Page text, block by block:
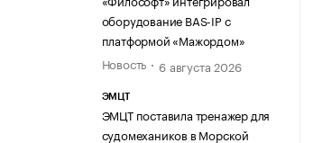
оборудование BAS-IP с
платформой «Мажордом»
Новость
6 августа 2026
ЭМЦТ
ЭМЦТ поставила тренажер для
судомехаников в Морской